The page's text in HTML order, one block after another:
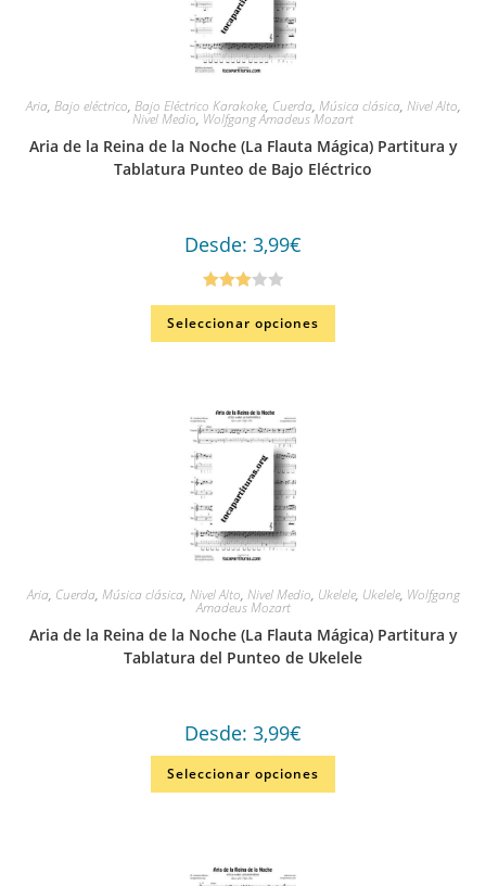
Aria, Bajo eléctrico, Bajo Eléctrico Karakoke, Cuerda, Música clásica, Nivel Alto,
Nivel Medio, Wolfgang Amadeus Mozart
Aria de la Reina de la Noche (La Flauta Mágica) Partitura y
Tablatura Punteo de Bajo Eléctrico
Desde: 3,99€
Valorad
o en
Seleccionar opciones
Aria, Cuerda, Música clásica, Nivel Alto, Nivel Medio, Ukelele, Ukelele, Wolfgang
Amadeus Mozart
Aria de la Reina de la Noche (La Flauta Mágica) Partitura y
Tablatura del Punteo de Ukelele
Desde: 3,99€
Seleccionar opciones